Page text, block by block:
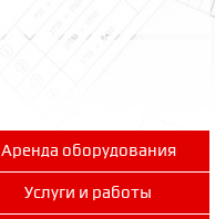
Аренда оборудования
Услуги и работы